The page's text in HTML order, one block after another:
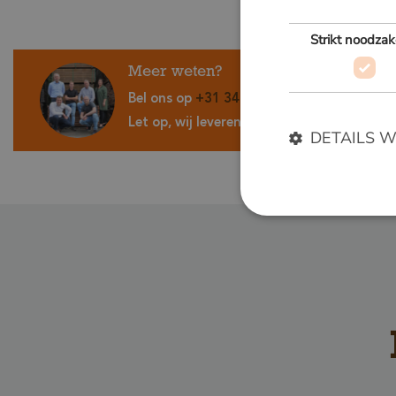
Meer weten?
Bel ons op +31 348 820000
Let op, wij leveren alleen aan bedrijven.
Strikt
DETAILS